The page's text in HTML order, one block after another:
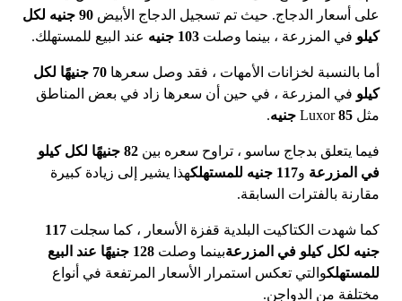
على أسعار الدجاج. حيث تم تسجيل الدجاج الأبيض
90 جنيه لكل
كيلو في المزرعة ، بينما وصلت 103 جنيه عند البيع للمستهلك.
أما بالنسبة لخزانات الأمهات ، فقد وصل سعرها
70 جنيهًا لكل
كيلو في المزرعة ، في حين أن سعرها زاد في بعض المناطق
مثل Luxor 85 جنيه .
فيما يتعلق بدجاج ساسو ، تراوح سعره بين
82 جنيهًا لكل كيلو
في المزرعة و117 جنيه للمستهلك
هذا يشير إلى زيادة كبيرة
مقارنة بالفترات السابقة.
كما شهدت الكتاكيت البلدية قفزة الأسعار ، كما سجلت 117
جنيه لكل كيلو في المزرعةبينما وصلت
128 جنيهًا عند البيع
للمستهلكوالتي تعكس استمرار الأسعار المرتفعة في أنواع
مختلفة من الدواجن.